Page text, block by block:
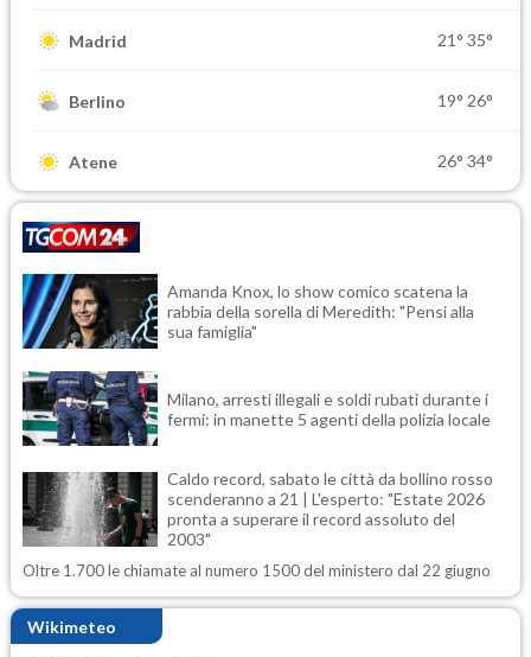
Madrid 21° 35°
Berlino 19° 26°
Atene 26° 34°
Amanda Knox, lo show comico scatena la
rabbia della sorella di Meredith: "Pensi alla
sua famiglia"
Milano, arresti illegali e soldi rubati durante i
fermi: in manette 5 agenti della polizia locale
Caldo record, sabato le città da bollino rosso
scenderanno a 21 | L'esperto: "Estate 2026
pronta a superare il record assoluto del
2003"
Oltre 1.700 le chiamate al numero 1500 del ministero dal 22 giugno
Wikimeteo